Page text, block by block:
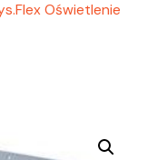
Oświetlenie